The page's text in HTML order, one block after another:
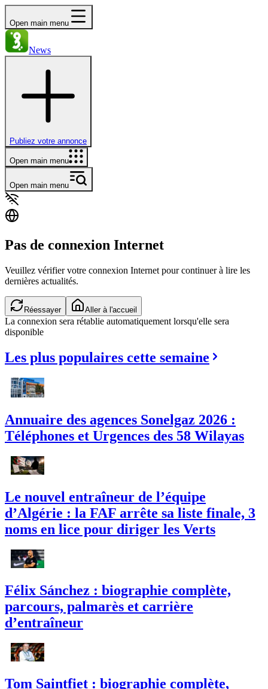
Open main menu
News
Publiez votre annonce
Open main menu
Open main menu
Pas de connexion Internet
Veuillez vérifier votre connexion Internet pour continuer à lire les
dernières actualités.
Vérification de la connexion...
La connexion sera rétablie automatiquement lorsqu'elle sera
disponible
Les plus populaires cette semaine
Annuaire des agences Sonelgaz 2026 :
Téléphones et Urgences des 58 Wilayas
Le nouvel entraîneur de l’équipe
d’Algérie : la FAF arrête sa liste finale, 3
noms en lice pour diriger les Verts
Félix Sánchez : biographie complète,
parcours, palmarès et carrière
d’entraîneur
Tom Saintfiet : biographie complète,